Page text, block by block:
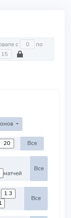
На интервале с по
Все
матчей
Все
Все